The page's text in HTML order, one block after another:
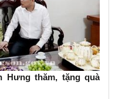
Hưng thăm, tặng quà